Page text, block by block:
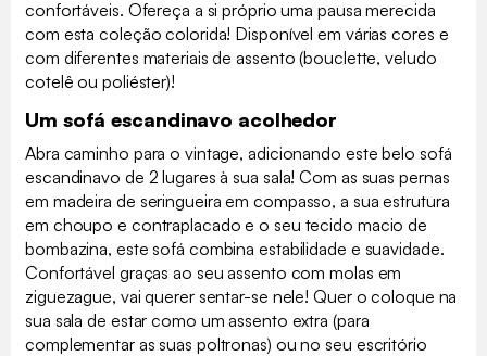
confortáveis. Ofereça a si próprio uma pausa merecida
com esta coleção colorida! Disponível em várias cores e
com diferentes materiais de assento (bouclette, veludo
cotelê ou poliéster)!
Um sofá escandinavo acolhedor
Abra caminho para o vintage, adicionando este belo sofá
escandinavo de 2 lugares à sua sala! Com as suas pernas
em madeira de seringueira em compasso, a sua estrutura
em choupo e contraplacado e o seu tecido macio de
bombazina, este sofá combina estabilidade e suavidade.
Confortável graças ao seu assento com molas em
ziguezague, vai querer sentar-se nele! Quer o coloque na
sua sala de estar como um assento extra (para
complementar as suas poltronas) ou no seu escritório